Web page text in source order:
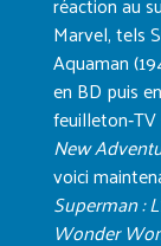
Marvel, tels
Aquaman
en BD puis
New
voici
Superman :
Wonder